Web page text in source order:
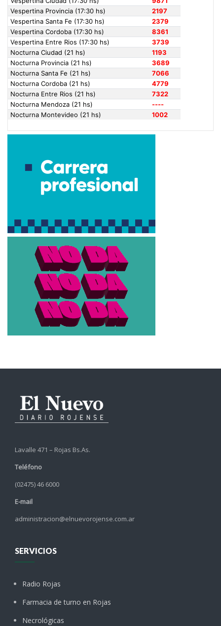
Lavalle 471 – Rojas Bs.As.
Teléfono
(02475) 46 6000
E-mail
administracion@elnuevorojense.com.ar
SERVICIOS
Radio Rojas
Farmacia de turno en Rojas
Necrológicas